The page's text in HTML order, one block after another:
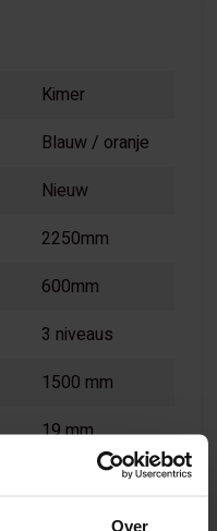
Over
Kimer
Blauw / oranje
Nieuw
2250mm
600mm
3 niveaus
1500 mm
19 mm